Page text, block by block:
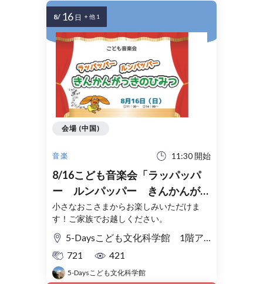
音楽 11:30 開始
8/16こども音楽会「ラッパッパ
ー ルンパッパー きんかんがっ
きのひみつ」※開場：開演15分前
小さなおこさまからお楽しみいただけま
す！ご家族でお越しください。
5-Daysこども文化科学館 1階アポロホール
721
421
5-Daysこども文化科学館
会場 (中国)
8/ 16 日 + 他 1